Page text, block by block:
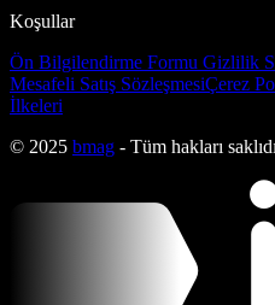
Koşullar
Ön Bilgilendirme Formu Gizlilik
Mesafeli Satış SözleşmesiÇerez
İlkeleri
© 2025 bmag - Tüm hakları